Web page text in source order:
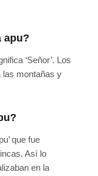
apu?
‘Señor’. Los
las montañas y
que fue
Así lo
en la